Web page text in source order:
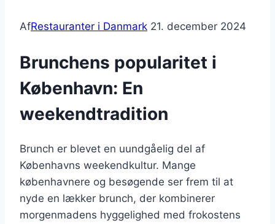
AfRestauranter i Danmark 21. december 2024
Brunchens popularitet i
København: En
weekendtradition
Brunch er blevet en uundgåelig del af
Københavns weekendkultur. Mange
københavnere og besøgende ser frem til at
nyde en lækker brunch, der kombinerer
morgenmadens hyggelighed med frokostens